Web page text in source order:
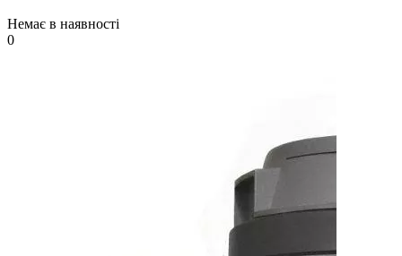
Немає в наявності
0